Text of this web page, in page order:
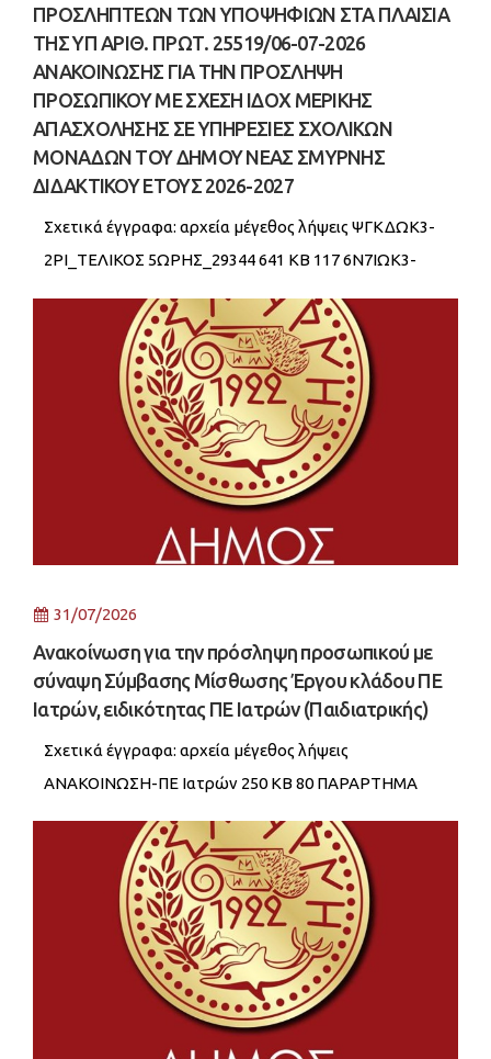
ΠΡΟΣΛΗΠΤΕΩΝ ΤΩΝ ΥΠΟΨΗΦΙΩΝ ΣΤΑ ΠΛΑΙΣΙΑ
ΤΗΣ ΥΠ ΑΡΙΘ. ΠΡΩΤ. 25519/06-07-2026
ΑΝΑΚΟΙΝΩΣΗΣ ΓΙΑ ΤΗΝ ΠΡΟΣΛΗΨΗ
ΠΡΟΣΩΠΙΚΟΥ ΜΕ ΣΧΕΣΗ ΙΔΟΧ ΜΕΡΙΚΗΣ
ΑΠΑΣΧΟΛΗΣΗΣ ΣΕ ΥΠΗΡΕΣΙΕΣ ΣΧΟΛΙΚΩΝ
ΜΟΝΑΔΩΝ ΤΟΥ ΔΗΜΟΥ ΝΕΑΣ ΣΜΥΡΝΗΣ
ΔΙΔΑΚΤΙΚΟΥ ΕΤΟΥΣ 2026-2027
Σχετικά έγγραφα: αρχεία μέγεθος λήψεις ΨΓΚΔΩΚ3-
2ΡΙ_ΤΕΛΙΚΟΣ 5ΩΡΗΣ_29344 641 KB 117 6Ν7ΙΩΚ3-
31/07/2026
Ανακοίνωση για την πρόσληψη προσωπικού με
σύναψη Σύμβασης Μίσθωσης Έργου κλάδου ΠΕ
Ιατρών, ειδικότητας ΠΕ Ιατρών (Παιδιατρικής)
Σχετικά έγγραφα: αρχεία μέγεθος λήψεις
ΑΝΑΚΟΙΝΩΣΗ-ΠΕ Ιατρών 250 KB 80 ΠΑΡΑΡΤΗΜΑ